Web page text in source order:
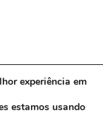
experiência em
estamos usando